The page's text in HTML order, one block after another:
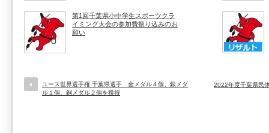
第1回千葉県小中学生スポーツクラ
イミング大会の参加費振り込みのお
願い
ユース世界選手権 千葉県選手 金メダル４個、銀メダ
ル１個、銅メダル２個を獲得
2022年度千葉県民